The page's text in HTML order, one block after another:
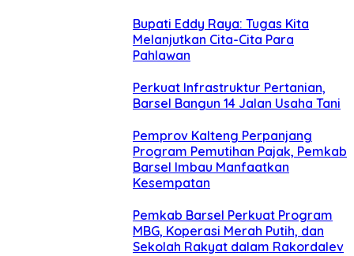
Bupati Eddy Raya: Tugas Kita
Melanjutkan Cita-Cita Para
Pahlawan
Perkuat Infrastruktur Pertanian,
Barsel Bangun 14 Jalan Usaha Tani
Pemprov Kalteng Perpanjang
Program Pemutihan Pajak, Pemkab
Barsel Imbau Manfaatkan
Kesempatan
Pemkab Barsel Perkuat Program
MBG, Koperasi Merah Putih, dan
Sekolah Rakyat dalam Rakordalev